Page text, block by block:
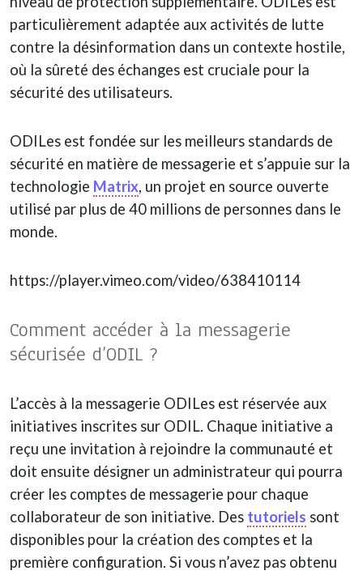
particulièrement adaptée aux activités de lutte
contre la désinformation dans un contexte hostile,
où la sûreté des échanges est cruciale pour la
sécurité des utilisateurs.
ODILes est fondée sur les meilleurs standards de
sécurité en matière de messagerie et s’appuie sur la
technologie Matrix, un projet en source ouverte
utilisé par plus de 40 millions de personnes dans le
monde.
https://player.vimeo.com/video/638410114
Comment accéder à la messagerie
sécurisée d’ODIL ?
L’accès à la messagerie ODILes est réservée aux
initiatives inscrites sur ODIL. Chaque initiative a
reçu une invitation à rejoindre la communauté et
doit ensuite désigner un administrateur qui pourra
créer les comptes de messagerie pour chaque
collaborateur de son initiative. Des tutoriels sont
disponibles pour la création des comptes et la
première configuration. Si vous n’avez pas obtenu